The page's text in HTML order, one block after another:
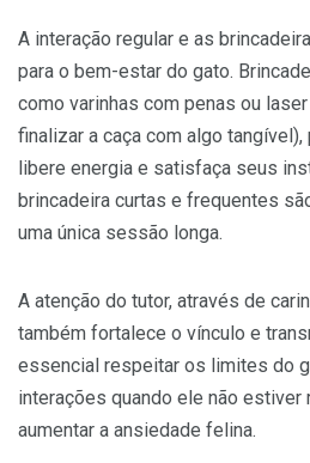
A interação regular e as
para o bem-estar do gato.
como varinhas com penas ou
finalizar a caça com algo
libere energia e satisfaça seus
brincadeira curtas e frequentes
uma única sessão longa.
A atenção do tutor, através de
também fortalece o vínculo e
essencial respeitar os limites do
interações quando ele não estiver
aumentar a ansiedade felina.